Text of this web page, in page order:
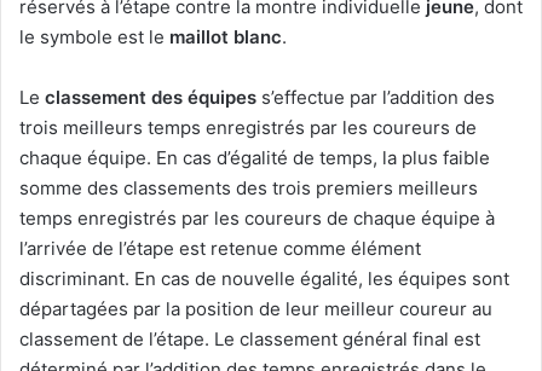
réservés à l’étape contre la montre individuelle jeune, dont
le symbole est le maillot blanc.
Le classement des équipes s’effectue par l’addition des
trois meilleurs temps enregistrés par les coureurs de
chaque équipe. En cas d’égalité de temps, la plus faible
somme des classements des trois premiers meilleurs
temps enregistrés par les coureurs de chaque équipe à
l’arrivée de l’étape est retenue comme élément
discriminant. En cas de nouvelle égalité, les équipes sont
départagées par la position de leur meilleur coureur au
classement de l’étape. Le classement général final est